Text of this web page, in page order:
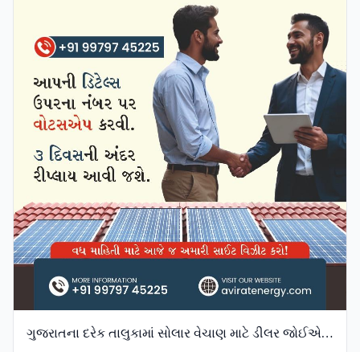
ગુજરાતના દરેક તાલુકામાં સોલાર વેચાણ માટે ડીલર જોઈએ છે.